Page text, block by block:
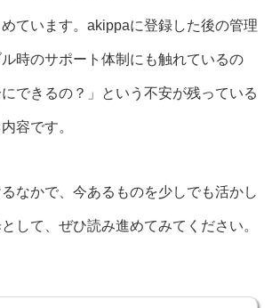
ています。akippaに登録した後の管理
時のサポート体制にも触れているの
できるの？」という不安が残っている
容です。
なかで、今あるものを少しでも活かし
して、ぜひ読み進めてみてください。